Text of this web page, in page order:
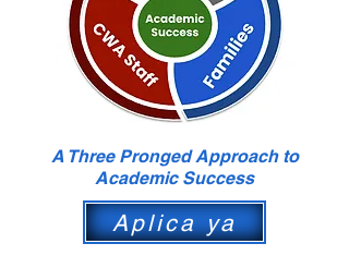
A Three Pronged Approach to
Academic Success
Aplica ya